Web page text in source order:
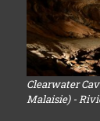
Clearwater
Malaisie) -